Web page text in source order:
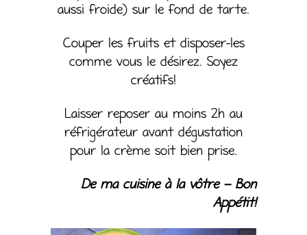
aussi froide) sur le fond de tarte.
Couper les fruits et disposer-les
comme vous le désirez. Soyez
créatifs!
Laisser reposer au moins 2h au
réfrigérateur avant dégustation
pour la crème soit bien prise.
De ma cuisine à la vôtre – Bon
Appétit!